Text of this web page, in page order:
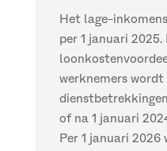
Het lage-
per 1 januari 2025.
werknemers wordt
of na 1 januari
Per 1 januari